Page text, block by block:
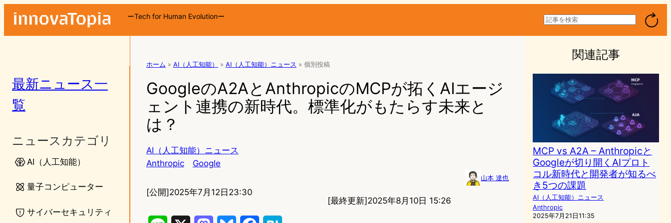
ーTech for Human Evolutionー
検
索
最新ニュース一
覧
ニュースカテゴリ
AI（人工知能）
量子コンピューター
サイバーセキュリティ
ホーム » AI（人工知能） » AI（人工知能）ニュース » 個別投稿
GoogleのA2AとAnthropicのMCPが拓くAIエージ
ェント連携の新時代。標準化がもたらす未来と
は？
AI（人工知能）ニュース
Anthropic
Google
山本 達也
[公開]2025年7月12日23:30
[最終更新]2025年8月10日 15:26
関連記事
MCP vs A2A – Anthropicと
Googleが切り開くAIプロト
コル新時代と開発者が知るべ
き5つの課題
AI（人工知能）ニュース
Anthropic
2025年7月21日11:35